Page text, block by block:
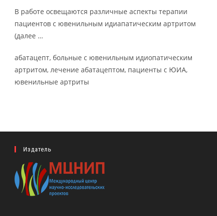
В работе освещаются различные аспекты терапии
пациентов с ювенильным идиапатическим артритом
(далее …
абатацепт, больные с ювенильным идиопатическим
артритом, лечение абатацептом, пациенты с ЮИА,
ювенильные артриты
Издатель